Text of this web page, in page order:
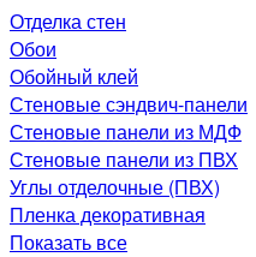
Отделка стен
Обои
Обойный клей
Стеновые сэндвич-панели
Стеновые панели из МДФ
Стеновые панели из ПВХ
Углы отделочные (ПВХ)
Пленка декоративная
Показать все